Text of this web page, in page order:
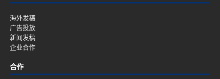
海外发稿
广告投放
新闻发稿
企业合作
合作